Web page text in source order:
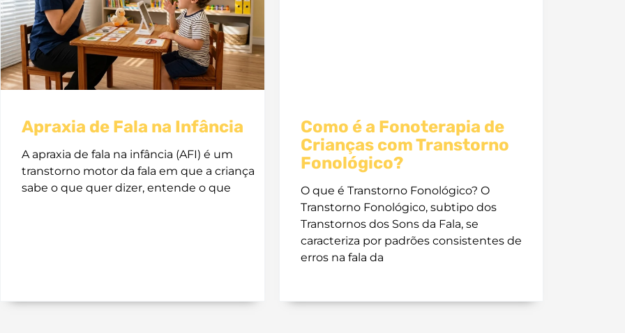
Apraxia de Fala na Infância
A apraxia de fala na infância (AFI) é um
transtorno motor da fala em que a criança
sabe o que quer dizer, entende o que
Como é a Fonoterapia de
Crianças com Transtorno
Fonológico?
O que é Transtorno Fonológico? O
Transtorno Fonológico, subtipo dos
Transtornos dos Sons da Fala, se
caracteriza por padrões consistentes de
erros na fala da